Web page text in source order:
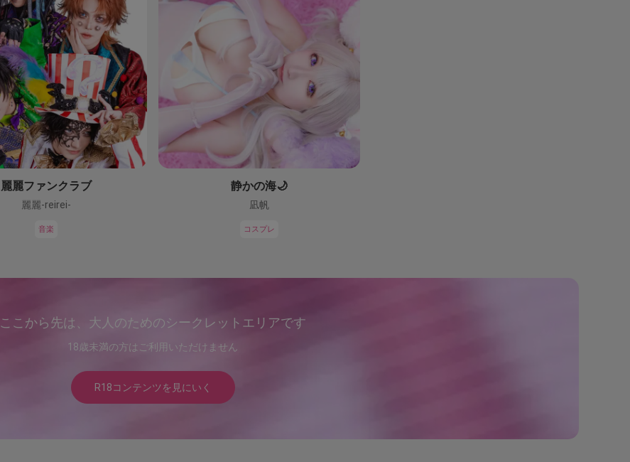
麗麗ファンクラブ
麗麗-reirei-
音楽
静かの海🌙
凪帆
コスプレ
ここから先は、大人のためのシークレットエリアです
18歳未満の方はご利用いただけません
R18コンテンツを見にいく